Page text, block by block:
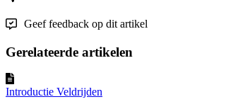
Geef feedback op dit artikel
Gerelateerde artikelen
Introductie Veldrijden